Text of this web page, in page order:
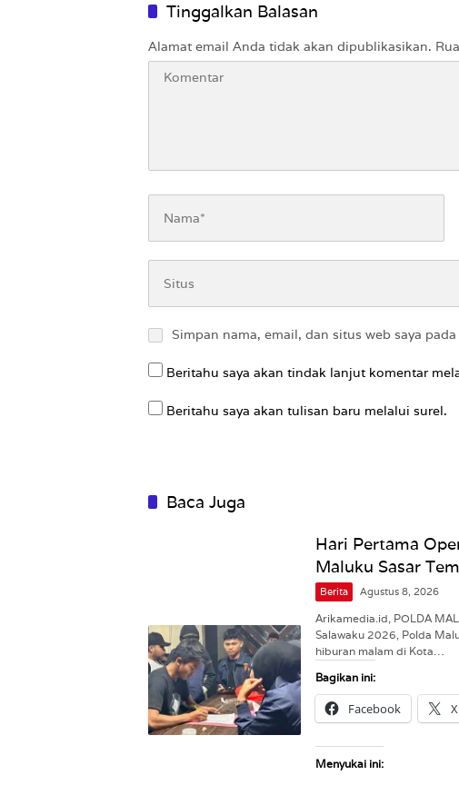
Tinggalkan Balasan
Alamat email Anda tidak akan dipublikasikan.
Simpan nama, email, dan situs web saya
Beritahu saya akan tindak lanjut komentar
Beritahu saya akan tulisan baru melalui surel.
Baca Juga
Hari Pertama
Maluku Sasar
Berita Agustus 8, 2026
Arikamedia.id, POLDA
Salawaku 2026, Polda
hiburan malam di Kota…
Bagikan ini:
Facebook X
Menyukai ini: